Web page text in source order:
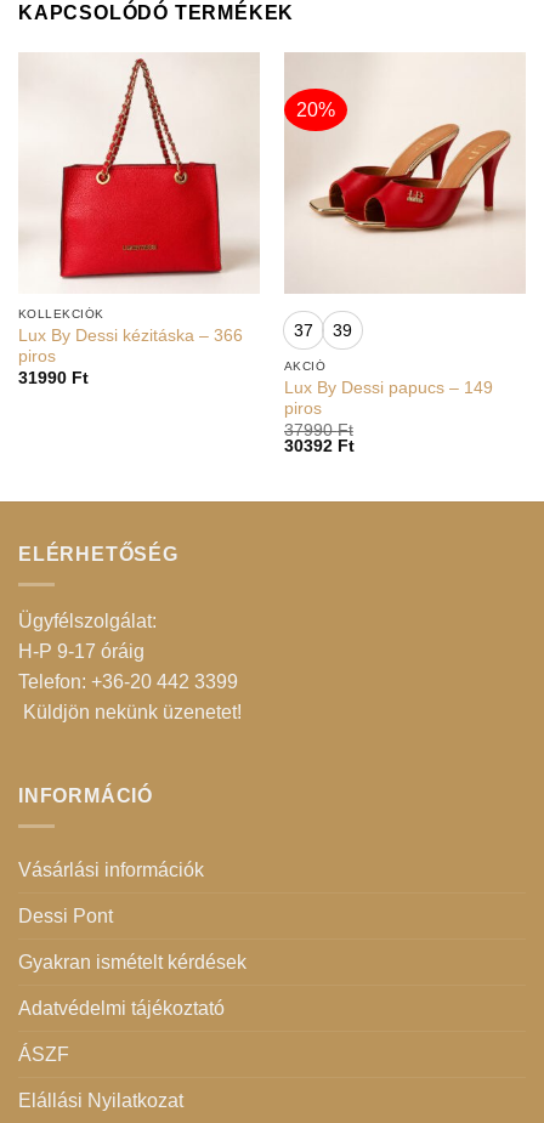
KAPCSOLÓDÓ TERMÉKEK
KOLLEKCIÓK
Lux By Dessi kézitáska – 366
piros
31990 Ft
20%
37 39
AKCIÓ
Lux By Dessi papucs – 149
piros
37990Ft
30392 Ft
ELÉRHETŐSÉG
Ügyfélszolgálat:
H-P 9-17 óráig
Telefon: +36-20 442 3399
Küldjön nekünk üzenetet!
INFORMÁCIÓ
Vásárlási információk
Dessi Pont
Gyakran ismételt kérdések
Adatvédelmi tájékoztató
ÁSZF
Elállási Nyilatkozat